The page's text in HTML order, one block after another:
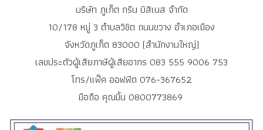
บริษัท ภูเก็ต กรีน บิสิเนส จำกัด
10/178 หมู่ 3 ตำบลวิชิต ถนนขวาง อำเภอเมือง
จังหวัดภูเก็ต 83000 (สำนักงานใหญ่)
เลขประตัวผู้เสียภาษีผู้เสียอากร 083 555 9006 753
โทร/แฟ็ค ออฟฟิต 076-367652
มือถือ คุณมิ้น 0800773869